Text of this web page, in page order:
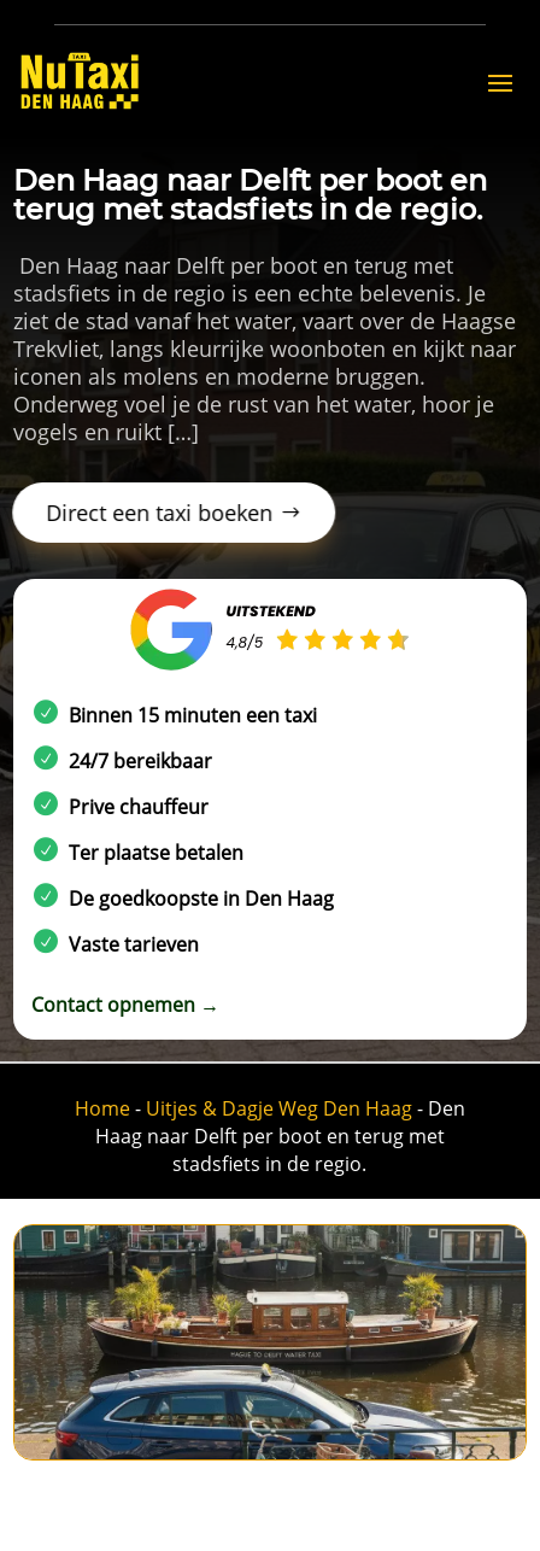
Den Haag naar Delft per boot en
terug met stadsfiets in de regio.
​ Den Haag naar Delft per boot en terug met
stadsfiets in de regio is een echte belevenis.​ Je
ziet de stad vanaf het water, vaart over de Haagse
Trekvliet, langs kleurrijke woonboten en kijkt naar
iconen als molens en moderne bruggen.​
Onderweg voel je de rust van het water, hoor je
vogels en ruikt […]
Direct een taxi boeken
Binnen 15 minuten een taxi
24/7 bereikbaar
Prive chauffeur
Ter plaatse betalen
De goedkoopste in Den Haag
Vaste tarieven
Contact opnemen →
Home- Uitjes & Dagje Weg Den Haag- Den
Haag naar Delft per boot en terug met
stadsfiets in de regio.